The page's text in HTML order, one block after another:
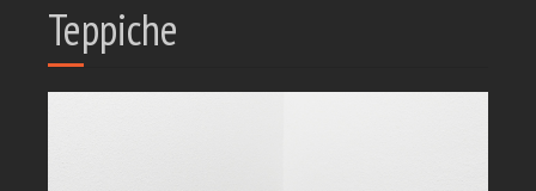
Teppiche